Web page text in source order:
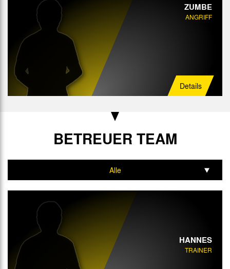
ZUMBE
ANGRIFF
Details
BETREUER TEAM
Alle
Trainer
HANNES
TRAINER